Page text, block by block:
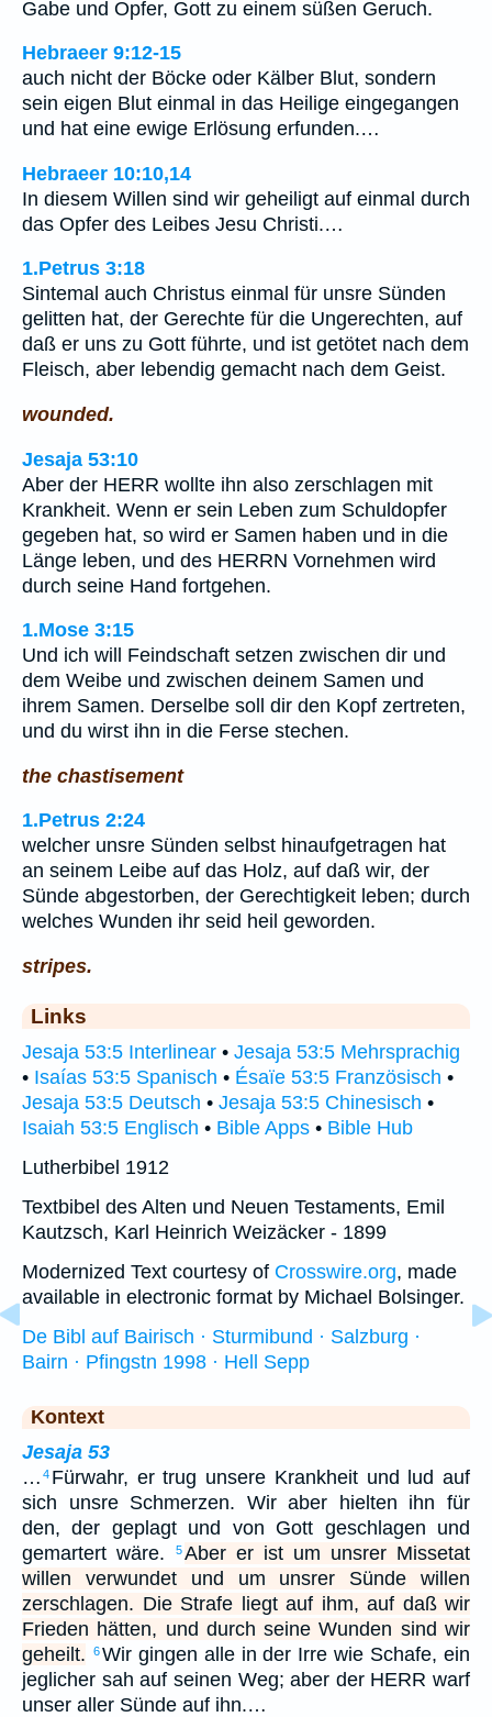
Gabe und Opfer, Gott zu einem süßen Geruch.
Hebraeer 9:12-15
auch nicht der Böcke oder Kälber Blut, sondern
sein eigen Blut einmal in das Heilige eingegangen
und hat eine ewige Erlösung erfunden.…
Hebraeer 10:10,14
In diesem Willen sind wir geheiligt auf einmal durch
das Opfer des Leibes Jesu Christi.…
1.Petrus 3:18
Sintemal auch Christus einmal für unsre Sünden
gelitten hat, der Gerechte für die Ungerechten, auf
daß er uns zu Gott führte, und ist getötet nach dem
Fleisch, aber lebendig gemacht nach dem Geist.
wounded.
Jesaja 53:10
Aber der HERR wollte ihn also zerschlagen mit
Krankheit. Wenn er sein Leben zum Schuldopfer
gegeben hat, so wird er Samen haben und in die
Länge leben, und des HERRN Vornehmen wird
durch seine Hand fortgehen.
1.Mose 3:15
Und ich will Feindschaft setzen zwischen dir und
dem Weibe und zwischen deinem Samen und
ihrem Samen. Derselbe soll dir den Kopf zertreten,
und du wirst ihn in die Ferse stechen.
the chastisement
1.Petrus 2:24
welcher unsre Sünden selbst hinaufgetragen hat
an seinem Leibe auf das Holz, auf daß wir, der
Sünde abgestorben, der Gerechtigkeit leben; durch
welches Wunden ihr seid heil geworden.
stripes.
Links
Jesaja 53:5 Interlinear • Jesaja 53:5 Mehrsprachig
• Isaías 53:5 Spanisch • Ésaïe 53:5 Französisch •
Jesaja 53:5 Deutsch • Jesaja 53:5 Chinesisch •
Isaiah 53:5 Englisch • Bible Apps • Bible Hub
Lutherbibel 1912
Textbibel des Alten und Neuen Testaments, Emil
Kautzsch, Karl Heinrich Weizäcker - 1899
Modernized Text courtesy of Crosswire.org, made
available in electronic format by Michael Bolsinger.
De Bibl auf Bairisch · Sturmibund · Salzburg ·
Bairn · Pfingstn 1998 · Hell Sepp
Kontext
Jesaja 53
… 4 Fürwahr, er trug unsere Krankheit und lud auf
sich unsre Schmerzen. Wir aber hielten ihn für
den, der geplagt und von Gott geschlagen und
gemartert wäre.
5Aber er ist um unsrer Missetat
willen verwundet und um unsrer Sünde willen
zerschlagen. Die Strafe liegt auf ihm, auf daß wir
Frieden hätten, und durch seine Wunden sind wir
geheilt.
6Wir gingen alle in der Irre wie Schafe, ein
jeglicher sah auf seinen Weg; aber der HERR warf
unser aller Sünde auf ihn.…